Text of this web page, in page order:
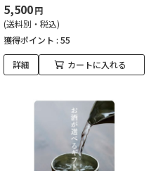
5,500円
(送料別・税込)
獲得ポイント : 55
詳細 カートに入れる